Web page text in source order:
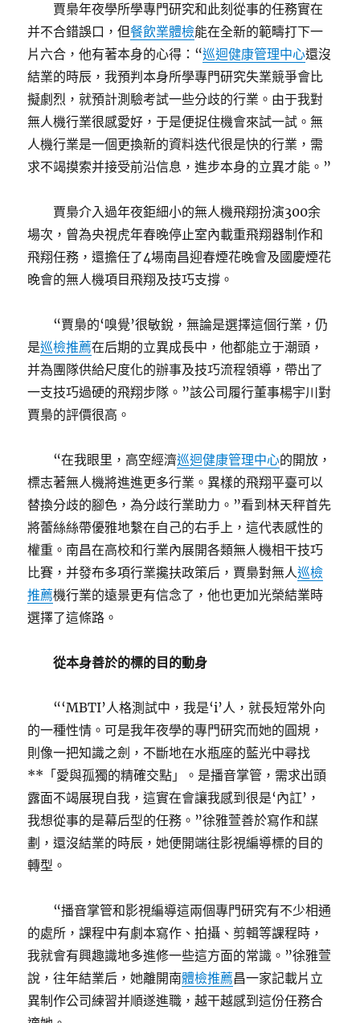
賈梟年夜學所學專門研究和此刻從事的任務實在
并不合錯誤口，但餐飲業體檢能在全新的範疇打下一
片六合，他有著本身的心得：“巡迴健康管理中心還沒
結業的時辰，我預判本身所學專門研究失業競爭會比
擬劇烈，就預計測驗考試一些分歧的行業。由于我對
無人機行業很感愛好，于是便捉住機會來試一試。無
人機行業是一個更換新的資料迭代很是快的行業，需
求不竭摸索并接受前沿信息，進步本身的立異才能。”
賈梟介入過年夜鉅細小的無人機飛翔扮演300余
場次，曾為央視虎年春晚停止室內載重飛翔器制作和
飛翔任務，還擔任了4場南昌迎春煙花晚會及國慶煙花
晚會的無人機項目飛翔及技巧支撐。
“賈梟的‘嗅覺’很敏銳，無論是選擇這個行業，仍
是巡檢推薦在后期的立異成長中，他都能立于潮頭，
并為團隊供給尺度化的辦事及技巧流程領導，帶出了
一支技巧過硬的飛翔步隊。”該公司履行董事楊宇川對
賈梟的評價很高。
“在我眼里，高空經濟巡迴健康管理中心的開放，
標志著無人機將進進更多行業。異樣的飛翔平臺可以
替換分歧的腳色，為分歧行業助力。”看到林天秤首先
將蕾絲絲帶優雅地繫在自己的右手上，這代表感性的
權重。南昌在高校和行業內展開各類無人機相干技巧
比賽，并發布多項行業攙扶政策后，賈梟對無人巡檢
推薦機行業的遠景更有信念了，他也更加光榮結業時
選擇了這條路。
從本身善於的標的目的動身
“‘MBTI’人格測試中，我是‘i’人，就長短常外向
的一種性情。可是我年夜學的專門研究而她的圓規，
則像一把知識之劍，不斷地在水瓶座的藍光中尋找
**「愛與孤獨的精確交點」。是播音掌管，需求出頭
露面不竭展現自我，這實在會讓我感到很是‘內訌’，
我想從事的是幕后型的任務。”徐雅萱善於寫作和謀
劃，還沒結業的時辰，她便開端往影視編導標的目的
轉型。
“播音掌管和影視編導這兩個專門研究有不少相通
的處所，課程中有劇本寫作、拍攝、剪輯等課程時，
我就會有興趣識地多進修一些這方面的常識。”徐雅萱
說，往年結業后，她離開南體檢推薦昌一家記載片立
異制作公司練習并順遂進職，越干越感到這份任務合